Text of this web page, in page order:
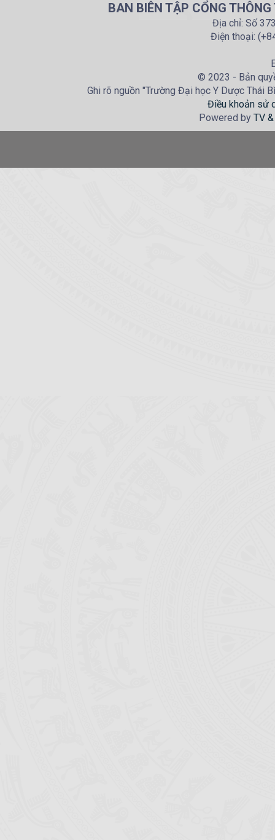
BAN BIÊN TẬP CỔNG
Địa chỉ: Số
Điện thoại:
© 2023 - Bản
Ghi rõ nguồn "Trường Đại học Y Dược Thái
Điều khoản sử
Powered by TV